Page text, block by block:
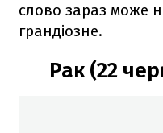
слово зараз може
грандіозне.
Рак (22